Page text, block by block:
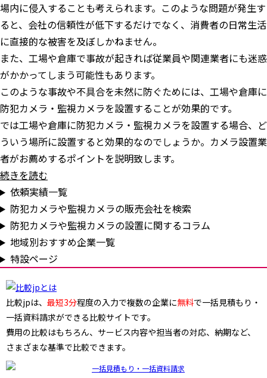
場内に侵入することも考えられます。このような問題が発生す
ると、会社の信頼性が低下するだけでなく、消費者の日常生活
に直接的な被害を及ぼしかねません。
また、工場や倉庫で事故が起きれば従業員や関連業者にも迷惑
がかかってしまう可能性もあります。
このような事故や不具合を未然に防ぐためには、工場や倉庫に
防犯カメラ・監視カメラを設置することが効果的です。
では工場や倉庫に防犯カメラ・監視カメラを設置する場合、ど
ういう場所に設置すると効果的なのでしょうか。カメラ設置業
者がお薦めするポイントを説明致します。
続きを読む
依頼実績一覧
防犯カメラや監視カメラの販売会社を検索
防犯カメラや監視カメラの設置に関するコラム
地域別おすすめ企業一覧
特設ページ
比較jpは、 最短3分程度の入力で複数の企業に無料で一括見積もり・
一括資料請求ができる比較サイトです。
費用の比較はもちろん、サービス内容や担当者の対応、納期など、
さまざまな基準で比較できます。